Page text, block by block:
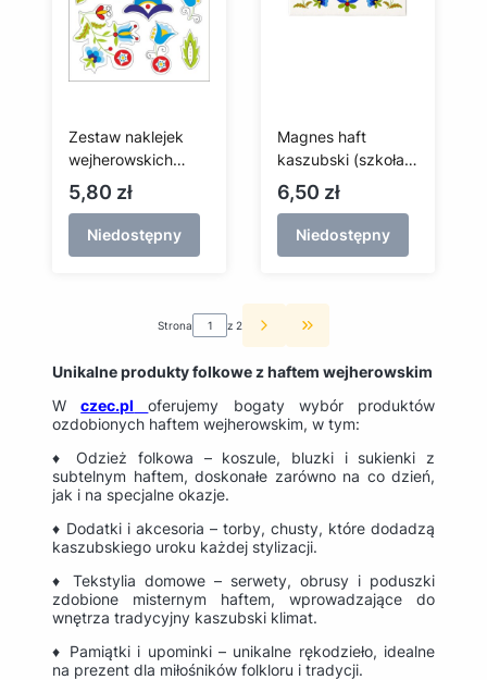
Zestaw naklejek
wejherowskich
(przezroczyste tło)
Cena
5,80 zł
Niedostępny
Magnes haft
kaszubski (szkoła
wejherowska)
Cena
6,50 zł
Niedostępny
Strona z 2 Przejdź do ostatniej
Unikalne produkty folkowe z haftem wejherowskim
Wczec.pl
oferujemy bogaty wybór produktów
ozdobionych haftem wejherowskim, w tym:
♦ Odzież folkowa – koszule, bluzki i sukienki z
subtelnym haftem, doskonałe zarówno na co dzień,
jak i na specjalne okazje.
♦ Dodatki i akcesoria – torby, chusty, które dodadzą
kaszubskiego uroku każdej stylizacji.
♦ Tekstylia domowe – serwety, obrusy i poduszki
zdobione misternym haftem, wprowadzające do
wnętrza tradycyjny kaszubski klimat.
♦ Pamiątki i upominki – unikalne rękodzieło, idealne
na prezent dla miłośników folkloru i tradycji.